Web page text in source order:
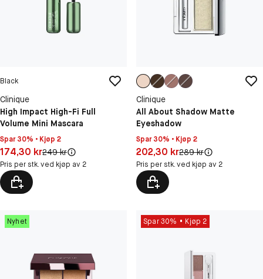
Black
Clinique
High Impact High-Fi Full
Volume Mini Mascara
Spar 30% • Kjøp 2
Pris: 174,30 kr
174,30 krOriginal pris:
249 kr
Pris per stk. ved kjøp av 2
Clinique
All About Shadow Matte
Eyeshadow
Spar 30% • Kjøp 2
Pris: 202,30 kr
202,30 krOriginal pris:
289 kr
Pris per stk. ved kjøp av 2
Nyhet Spar 30% Kjøp 2